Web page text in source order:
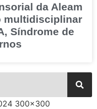
da Aleam
multidisciplinar
Síndrome de